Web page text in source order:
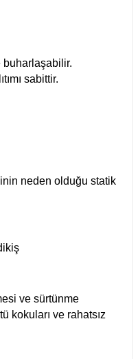
buharlaşabilir.
sabittir.
neden olduğu statik
ve sürtünme
kokuları ve rahatsız